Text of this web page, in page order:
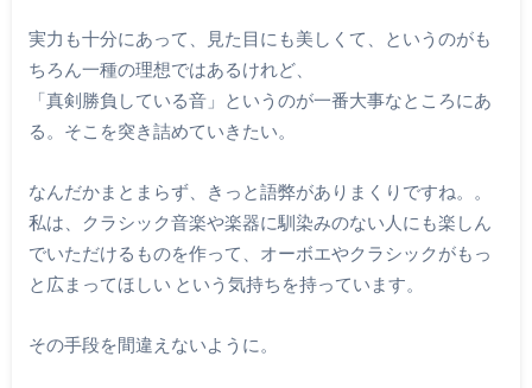
実力も十分にあって、見た目にも美しくて、というのがも
ちろん一種の理想ではあるけれど、
「真剣勝負している音」というのが一番大事なところにあ
る。そこを突き詰めていきたい。
なんだかまとまらず、きっと語弊がありまくりですね。。
私は、クラシック音楽や楽器に馴染みのない人にも楽しん
でいただけるものを作って、オーボエやクラシックがもっ
と広まってほしい という気持ちを持っています。
その手段を間違えないように。